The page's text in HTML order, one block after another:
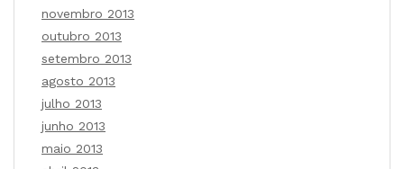
novembro 2013
outubro 2013
setembro 2013
agosto 2013
julho 2013
junho 2013
maio 2013